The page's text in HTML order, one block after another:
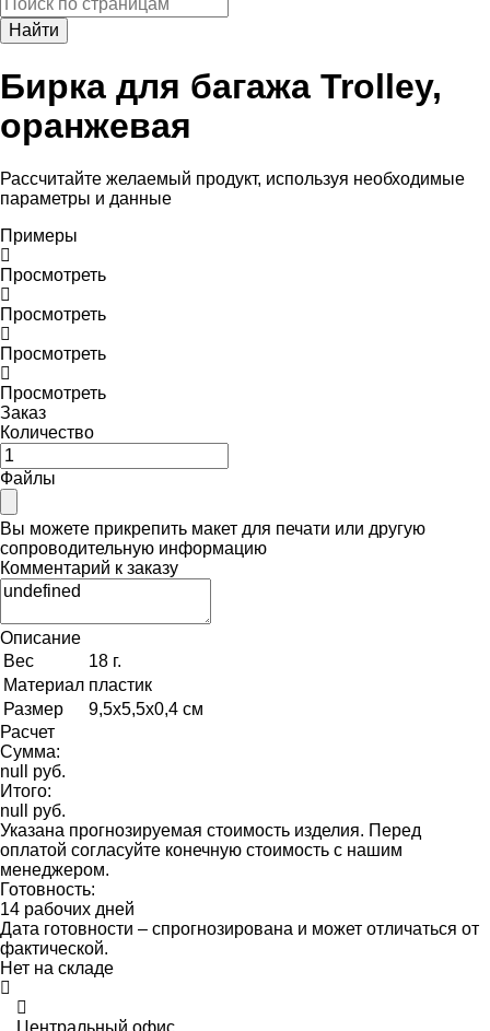
Найти
Бирка для багажа Trolley,
оранжевая
Рассчитайте желаемый продукт, используя необходимые
параметры и данные
Примеры
Просмотреть
Просмотреть
Просмотреть
Просмотреть
Заказ
Количество
Файлы
Вы можете прикрепить макет для печати или другую
сопроводительную информацию
Комментарий к заказу
Описание
Вес
18 г.
Материал пластик
Размер
9,5х5,5х0,4 см
Расчет
Сумма:
null руб.
Итого:
null руб.
Указана прогнозируемая стоимость изделия. Перед
оплатой согласуйте конечную стоимость с нашим
менеджером.
Готовность:
14 рабочих дней
Дата готовности – спрогнозирована и может отличаться от
фактической.
Нет на складе
Центральный офис